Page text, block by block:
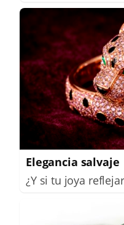
Elegancia salvaje
¿Y si tu joya